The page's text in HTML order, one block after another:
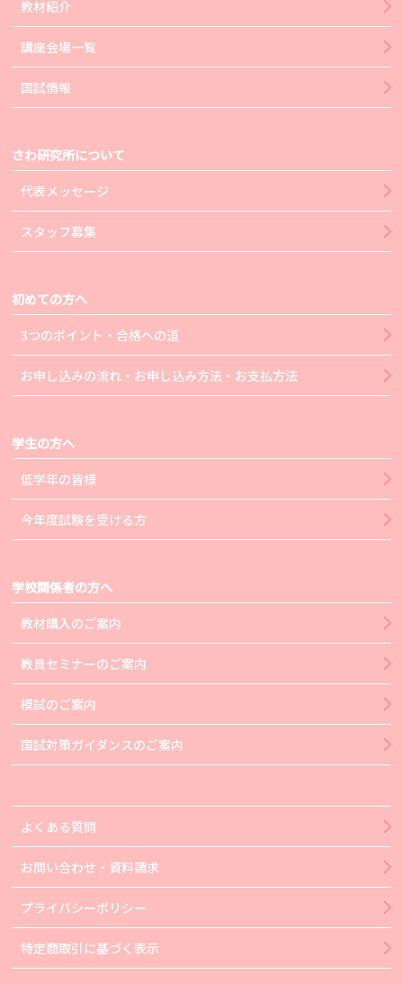
教材紹介
講座会場一覧
国試情報
さわ研究所について
代表メッセージ
スタッフ募集
初めての方へ
3つのポイント・合格への道
お申し込みの流れ・お申し込み方法・お支払方法
学生の方へ
低学年の皆様
今年度試験を受ける方
学校関係者の方へ
教材購入のご案内
教員セミナーのご案内
模試のご案内
国試対策ガイダンスのご案内
よくある質問
お問い合わせ・資料請求
プライバシーポリシー
特定商取引に基づく表示